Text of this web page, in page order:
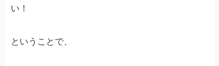
い！
ということで、